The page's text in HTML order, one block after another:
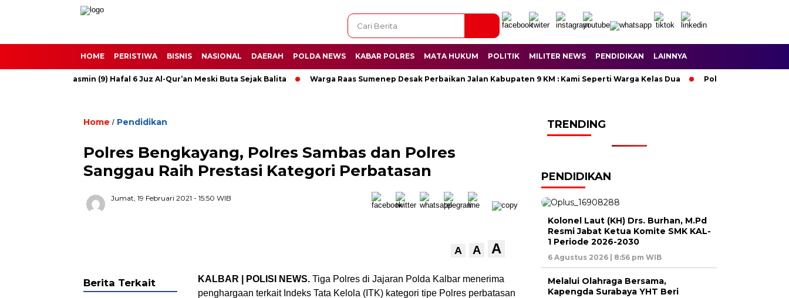
HOME PERISTIWA BISNIS NASIONAL DAERAH POLDA NEWS KABAR POLRES MATA HUKUM POLITIK MILITER NEWS PENDIDIKAN LAINNYA
Yasmin (9) Hafal 6 Juz Al-Qur’an Meski Buta Sejak Balita Warga Raas Sumenep Desak Perbaikan Jalan Kabupaten 9 KM : Kami Seperti Warga Kelas Dua Polres Majalengka
Home / Pendidikan
Polres Bengkayang, Polres Sambas dan Polres
Sanggau Raih Prestasi Kategori Perbatasan
Jumat, 19 Februari 2021 - 15:50 WIB
A A A
KALBAR | POLISI NEWS. Tiga Polres di Jajaran Polda Kalbar menerima
penghargaan terkait Indeks Tata Kelola (ITK) kategori tipe Polres perbatasan
Berita Terkait
TRENDING
PENDIDIKAN
Kolonel Laut (KH) Drs. Burhan, M.Pd
Resmi Jabat Ketua Komite SMK KAL-
1 Periode 2026-2030
6 Agustus 2026 | 8:56 pm WIB
Melalui Olahraga Bersama,
Kapengda Surabaya YHT Beri